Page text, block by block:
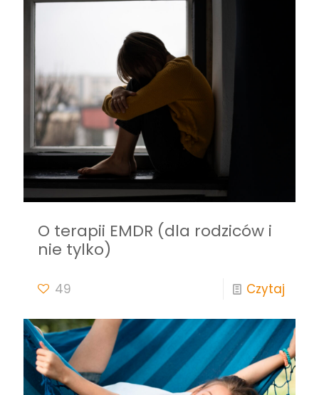
O terapii EMDR (dla rodziców i
nie tylko)
49 Czytaj